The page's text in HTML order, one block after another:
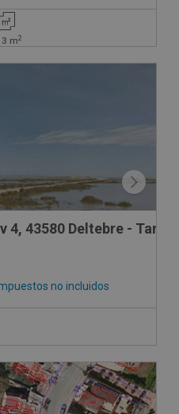
m2
4, 43580 Deltebre -
no incluidos